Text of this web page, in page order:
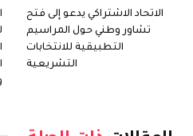
الاتحاد الاشتراكي يدعو إلى فتح
تشاور وطني حول المراسيم
التطبيقية للانتخابات
التشريعية